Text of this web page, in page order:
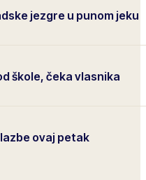
jezgre u punom jeku
škole, čeka vlasnika
ovaj petak